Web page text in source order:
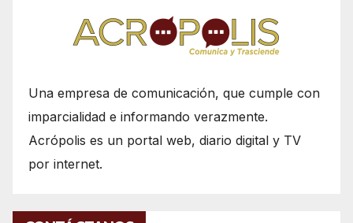
Una empresa de comunicación, que cumple con
imparcialidad e informando verazmente.
Acrópolis es un portal web, diario digital y TV
por internet.